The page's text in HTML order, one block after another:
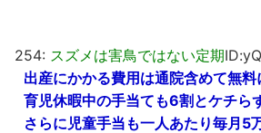
254: スズメは害鳥ではない定期
出産にかかる費用は通院含めて無料
育児休暇中の手当ても6割とケチら
さらに児童手当も一人あたり毎月5